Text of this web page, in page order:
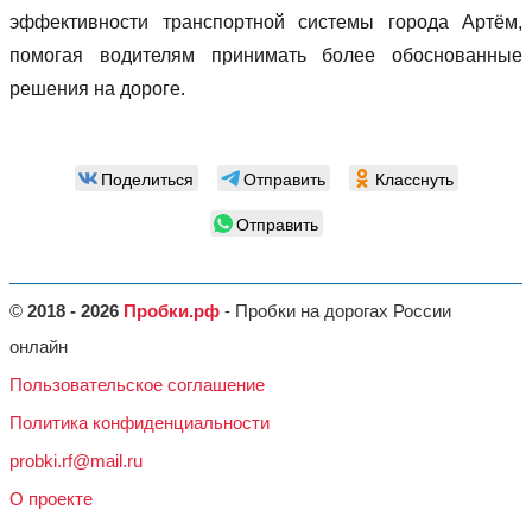
эффективности транспортной системы города Артём,
помогая водителям принимать более обоснованные
решения на дороге.
Поделиться Отправить
Класснуть
Отправить
© 2018 - 2026 Пробки.рф - Пробки на дорогах России
онлайн
Пользовательское соглашение
Политика конфиденциальности
probki.rf@mail.ru
О проекте